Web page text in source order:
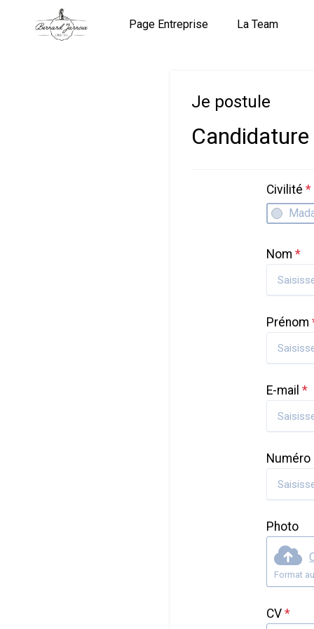
Page Entreprise La Team
Je postule
Civilité*
Nom*
Prénom
E-mail*
Photo
Format
CV*